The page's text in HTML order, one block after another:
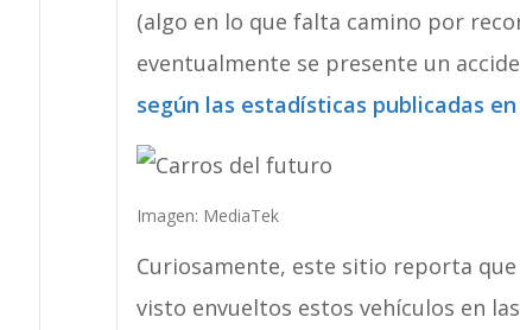
(algo en lo que falta camino por
eventualmente se presente un
según las estadísticas publicadas
Imagen: MediaTek
Curiosamente, este sitio reporta
visto envueltos estos vehículos en